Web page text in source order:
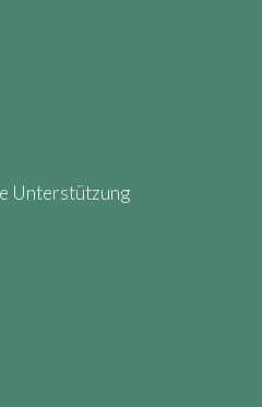
Unterstützung